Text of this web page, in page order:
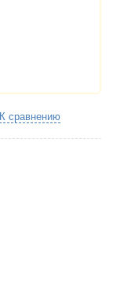
К сравнению